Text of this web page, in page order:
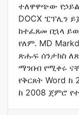
ተለዋዋጭው የኃይል
DOCX ፒፕሊን
ከተፈጸመ በኋላ
የለም. MD
ጽሑፍ ሰንታክስ
ማንበብ የሚቀሩ
የቅርጸት Word ከ
ከ 2008 ጀምሮ